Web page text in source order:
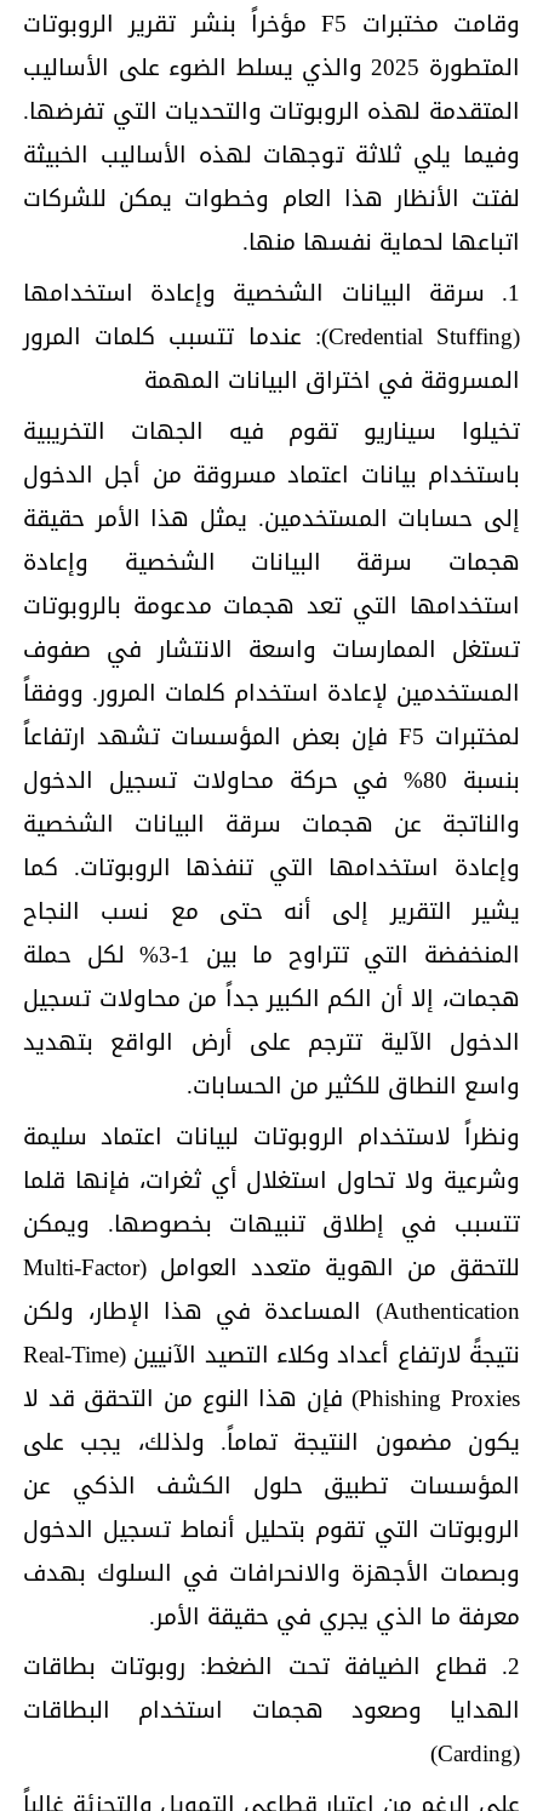
وقامت مختبرات F5 مؤخراً بنشر تقرير الروبوتات
المتطورة 2025 والذي يسلط الضوء على الأساليب
المتقدمة لهذه الروبوتات والتحديات التي تفرضها.
وفيما يلي ثلاثة توجهات لهذه الأساليب الخبيثة
لفتت الأنظار هذا العام وخطوات يمكن للشركات
اتباعها لحماية نفسها منها.
1. سرقة البيانات الشخصية وإعادة استخدامها
(Credential Stuffing): عندما تتسبب كلمات المرور
المسروقة في اختراق البيانات المهمة
تخيلوا سيناريو تقوم فيه الجهات التخريبية
باستخدام بيانات اعتماد مسروقة من أجل الدخول
إلى حسابات المستخدمين. يمثل هذا الأمر حقيقة
هجمات سرقة البيانات الشخصية وإعادة
استخدامها التي تعد هجمات مدعومة بالروبوتات
تستغل الممارسات واسعة الانتشار في صفوف
المستخدمين لإعادة استخدام كلمات المرور. ووفقاً
لمختبرات F5 فإن بعض المؤسسات تشهد ارتفاعاً
بنسبة 80% في حركة محاولات تسجيل الدخول
والناتجة عن هجمات سرقة البيانات الشخصية
وإعادة استخدامها التي تنفذها الروبوتات. كما
يشير التقرير إلى أنه حتى مع نسب النجاح
المنخفضة التي تتراوح ما بين 1-3% لكل حملة
هجمات، إلا أن الكم الكبير جداً من محاولات تسجيل
الدخول الآلية تترجم على أرض الواقع بتهديد
واسع النطاق للكثير من الحسابات.
ونظراً لاستخدام الروبوتات لبيانات اعتماد سليمة
وشرعية ولا تحاول استغلال أي ثغرات، فإنها قلما
تتسبب في إطلاق تنبيهات بخصوصها. ويمكن
للتحقق من الهوية متعدد العوامل (Multi-Factor
Authentication) المساعدة في هذا الإطار، ولكن
نتيجةً لارتفاع أعداد وكلاء التصيد الآنيين (Real-Time
Phishing Proxies) فإن هذا النوع من التحقق قد لا
يكون مضمون النتيجة تماماً. ولذلك، يجب على
المؤسسات تطبيق حلول الكشف الذكي عن
الروبوتات التي تقوم بتحليل أنماط تسجيل الدخول
وبصمات الأجهزة والانحرافات في السلوك بهدف
معرفة ما الذي يجري في حقيقة الأمر.
2. قطاع الضيافة تحت الضغط: روبوتات بطاقات
الهدايا وصعود هجمات استخدام البطاقات
(Carding)